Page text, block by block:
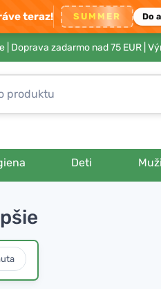
teraz! SUMMER Do
| Doprava zadarmo nad 75 EUR |
Deti Muži